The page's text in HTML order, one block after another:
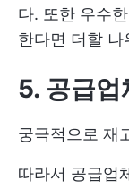
다. 또한 우수
한다면 더할
5. 공급업
궁극적으로 재
따라서 공급업